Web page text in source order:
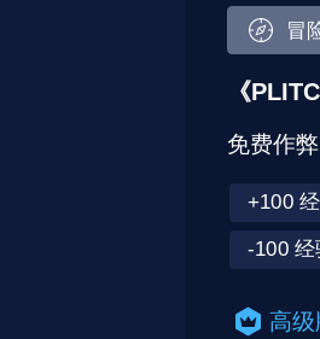
冒
《
免费作
+100
-100 经
高